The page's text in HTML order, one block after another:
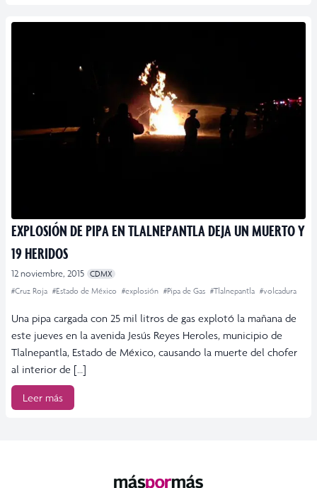
EXPLOSIÓN DE PIPA EN TLALNEPANTLA DEJA UN MUERTO Y
19 HERIDOS
12 noviembre, 2015 CDMX
#Cruz Roja #Estado de México #explosión #Pipa de Gas #Tlalnepantla #volcadura
Una pipa cargada con 25 mil litros de gas explotó la mañana de
este jueves en la avenida Jesús Reyes Heroles, municipio de
Tlalnepantla, Estado de México, causando la muerte del chofer
al interior de […]
Leer más